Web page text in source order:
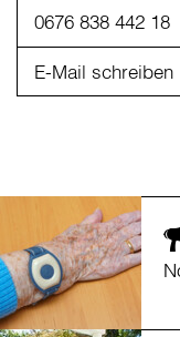
0676 838 442 18
E-Mail schreiben